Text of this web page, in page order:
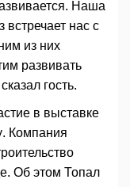
Наша
нас с
из них
развивать
гость.
в выставке
Компания
Об этом Топал